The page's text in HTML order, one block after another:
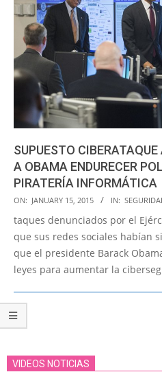
SUPUESTO
A OBAMA ENDURECER
PIRATERÍA INFORMÁTICA
2015-
01-
15
ON: JANUARY 15, 2015 IN:
taques denunciados por el
que sus redes sociales habían
que el presidente Barack
leyes para aumentar la
VIDEOS NOTICIAS